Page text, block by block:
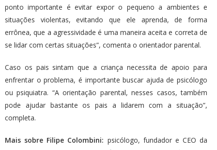
ponto importante é evitar expor o pequeno a ambientes e
situações violentas, evitando que ele aprenda, de forma
errônea, que a agressividade é uma maneira aceita e correta de
se lidar com certas situações”, comenta o orientador parental.
Caso os pais sintam que a criança necessita de apoio para
enfrentar o problema, é importante buscar ajuda de psicólogo
ou psiquiatra. “A orientação parental, nesses casos, também
pode ajudar bastante os pais a lidarem com a situação”,
completa.
Mais sobre Filipe Colombini: psicólogo, fundador e CEO da